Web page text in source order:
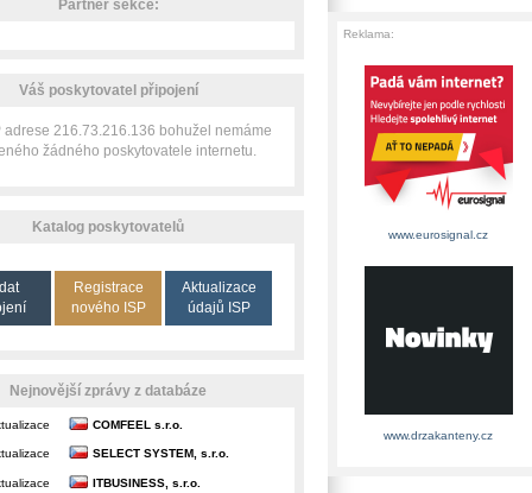
Partner sekce:
Váš poskytovatel připojení
adrese 216.73.216.136 bohužel nemáme
žádného poskytovatele internetu.
Katalog poskytovatelů
Registrace
nového ISP
Aktualizace
údajů ISP
Nejnovější zprávy z databáze
COMFEEL s.r.o.
SELECT SYSTEM, s.r.o.
ITBUSINESS, s.r.o.
Reklama:
www.eurosignal.cz
www.drzakanteny.cz